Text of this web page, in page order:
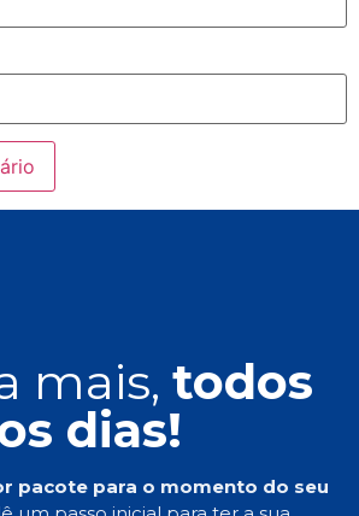
mais, todos
dias!
pacote para o momento do seu